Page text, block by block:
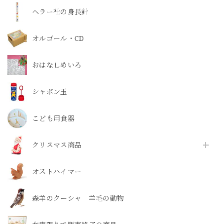
ヘラー社の身長計
オルゴール・CD
おはなしめいろ
シャボン玉
こども用食器
クリスマス商品
オストハイマー
森羊のクーシャ 羊毛の動物